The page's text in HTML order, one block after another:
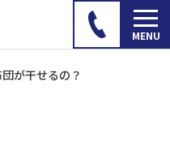
が干せるの？